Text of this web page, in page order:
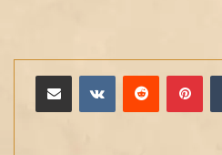
بينتيريست مشاركة عبر البريد